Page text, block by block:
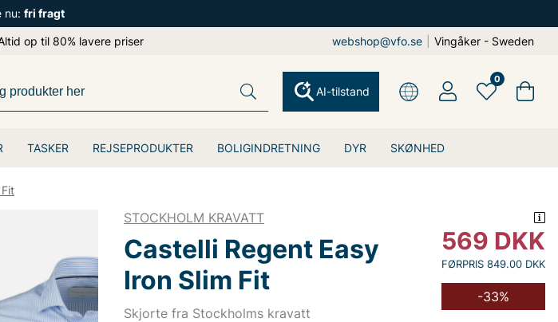
nu: fri fragt
op til 80% lavere priser webshop@vfo.se Vingåker - Sweden
TASKER REJSEPRODUKTER BOLIGINDRETNING DYR SKØNHED
AI-tilstand
0
STOCKHOLM KRAVATT
Castelli Regent Easy
Iron Slim Fit
Skjorte fra Stockholms kravatt
569 DKK
FØRPRIS 849.00 DKK
-33%